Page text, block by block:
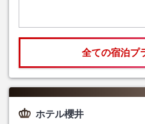
全ての宿泊プ
ホテル櫻井